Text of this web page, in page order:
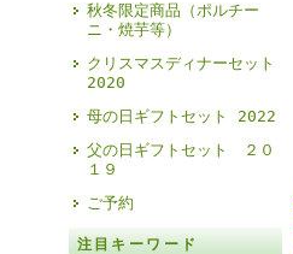
秋冬限定商品（ポルチー
ニ・焼芋等）
クリスマスディナーセット
2020
母の日ギフトセット 2022
父の日ギフトセット ２０
１９
ご予約
注目キーワード